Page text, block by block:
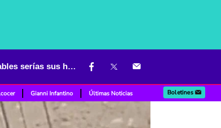
[Video] Desgarradora agresión a adulta mayor en Bogotá; responsables serías sus hijas
Gianni Infantino Últimas Noticias Boletines